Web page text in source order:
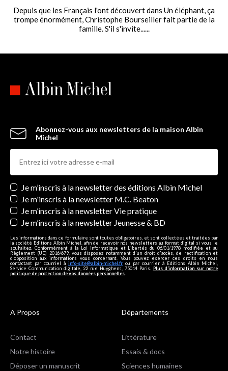
Depuis que les Français l'ont découvert dans Un éléphant, ça
trompe énormément, Christophe Bourseiller fait partie de la
famille. S'il s'invite......
Abonnez-vous aux newsletters de la maison Albin
Michel
Newsletters
Je m’inscris à la newsletter des éditions Albin Michel
Je m'inscris à la newsletter M.C. Beaton
Je m’inscris à la newsletter Vie pratique
Je m’inscris à la newsletter Jeunesse & BD
Les informations dans ce formulaire sont toutes obligatoires, et sont collectées et traitées par
la société Editions Albin Michel, afin de recevoir nos newsletters au format digital si vous le
souhaitez. Conformément à la Loi Informatique et Libertés du 06/01/1978 modifiée et au
Règlement (UE) 2016/679, vous disposez notamment d'un droit d'accès, de rectification et
d’opposition aux informations vous concernant. Vous pouvez exercer ces droits en nous
contactant par courriel à info-site@albin-michel.fr ou par courrier à Editions Albin Michel,
Service Communication digitale, 22 rue Huyghens, 75014 Paris. Plus d’information sur notre
politique de protection de vos données personnelles
A Propos
Contact
Notre histoire
Déposer un manuscrit
Départements
Littérature
Essais & docs
Sciences humaines